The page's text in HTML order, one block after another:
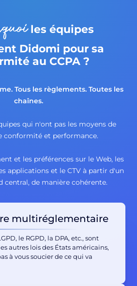
les équipes
Didomi pour sa
au CCPA ?
Tous les règlements. Toutes les
chaînes.
qui n'ont pas les moyens de
conformité et performance.
et les préférences sur le Web, les
applications et le CTV à partir d'un
central, de manière cohérente.
multiréglementaire
le RGPD, la DPA, etc., sont
autres lois des États américains,
à vous soucier de ce qui va